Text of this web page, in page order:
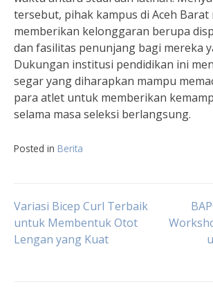
tersebut, pihak kampus di Aceh Barat
memberikan kelonggaran berupa
dan fasilitas penunjang bagi mereka
Dukungan institusi pendidikan ini
segar yang diharapkan mampu
para atlet untuk memberikan
selama masa seleksi berlangsung.
Posted in Berita
Navigasi
pos
Variasi Bicep Curl Terbaik
untuk Membentuk Otot
Lengan yang Kuat